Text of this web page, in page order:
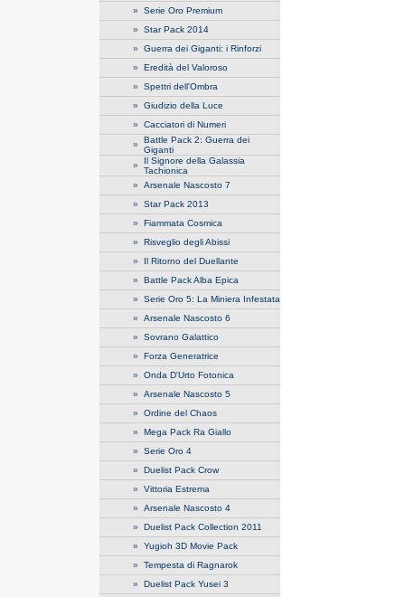
» Serie Oro Premium
» Star Pack 2014
» Guerra dei Giganti: i Rinforzi
» Eredità del Valoroso
» Spettri dell'Ombra
» Giudizio della Luce
» Cacciatori di Numeri
» Battle Pack 2: Guerra dei
Giganti
» Il Signore della Galassia
Tachionica
» Arsenale Nascosto 7
» Star Pack 2013
» Fiammata Cosmica
» Risveglio degli Abissi
» Il Ritorno del Duellante
» Battle Pack Alba Epica
» Serie Oro 5: La Miniera Infestata
» Arsenale Nascosto 6
» Sovrano Galattico
» Forza Generatrice
» Onda D'Urto Fotonica
» Arsenale Nascosto 5
» Ordine del Chaos
» Mega Pack Ra Giallo
» Serie Oro 4
» Duelist Pack Crow
» Vittoria Estrema
» Arsenale Nascosto 4
» Duelist Pack Collection 2011
» Yugioh 3D Movie Pack
» Tempesta di Ragnarok
» Duelist Pack Yusei 3